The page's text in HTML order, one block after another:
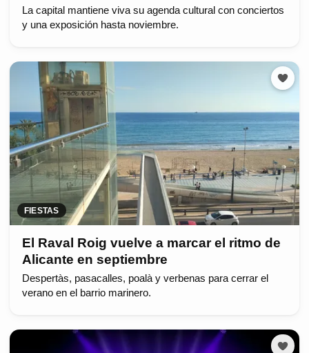
La capital mantiene viva su agenda cultural con conciertos
y una exposición hasta noviembre.
FIESTAS
El Raval Roig vuelve a marcar el ritmo de
Alicante en septiembre
Despertàs, pasacalles, poalà y verbenas para cerrar el
verano en el barrio marinero.